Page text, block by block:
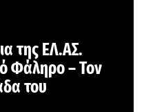
της ΕΛ.ΑΣ.
Φάληρο – Τον
του